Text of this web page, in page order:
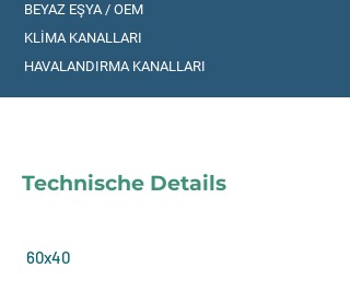
BEYAZ EŞYA / OEM
KLİMA KANALLARI
HAVALANDIRMA KANALLARI
Technische Details
60x40